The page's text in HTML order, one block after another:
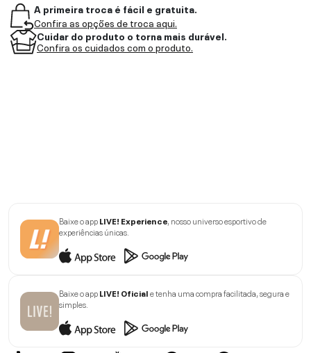
A primeira troca é fácil e gratuita.
Confira as opções de troca aqui.
Cuidar do produto o torna mais durável.
Confira os cuidados com o produto.
Baixe o appLIVE! Experience, nosso universo esportivo de
experiências únicas.
Baixe o appLIVE! Oficiale tenha uma compra facilitada, segura e
simples.